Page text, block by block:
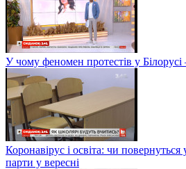
У чому феномен протестів у
Коронавірус і освіта: чи повернуться
парти у вересні